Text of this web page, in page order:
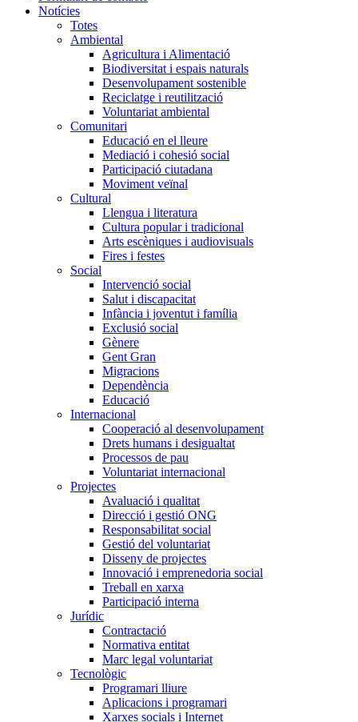
Navegació
principal
Notícies
Totes
Ambiental
Agricultura i Alimentació
Biodiversitat i espais naturals
Desenvolupament sostenible
Reciclatge i reutilització
Voluntariat ambiental
Comunitari
Educació en el lleure
Mediació i cohesió social
Participació ciutadana
Moviment veïnal
Cultural
Llengua i literatura
Cultura popular i tradicional
Arts escèniques i audiovisuals
Fires i festes
Social
Intervenció social
Salut i discapacitat
Infància i joventut i família
Exclusió social
Gènere
Gent Gran
Migracions
Dependència
Educació
Internacional
Cooperació al desenvolupament
Drets humans i desigualtat
Processos de pau
Voluntariat internacional
Projectes
Avaluació i qualitat
Direcció i gestió ONG
Responsabilitat social
Gestió del voluntariat
Disseny de projectes
Innovació i emprenedoria social
Treball en xarxa
Participació interna
Jurídic
Contractació
Normativa entitat
Marc legal voluntariat
Tecnològic
Programari lliure
Aplicacions i programari
Xarxes socials i Internet